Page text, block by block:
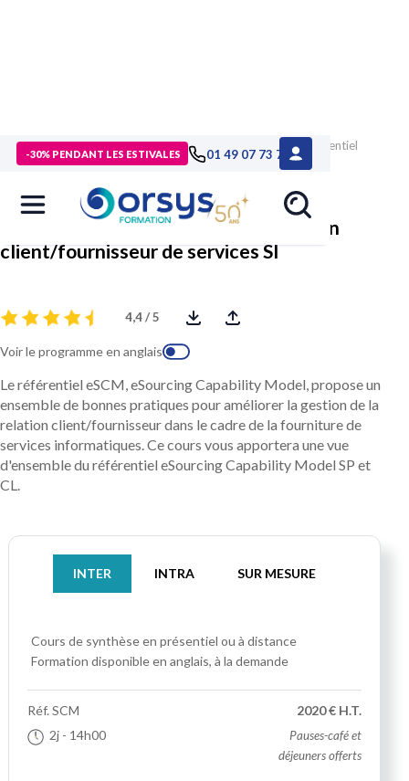
-30% PENDANT LES ESTIVALES 01 49 07 73 73
> Formations>Technologies numériques
Formation Référentiel
eSCM, améliorer la relation client/fournisseur de services SI
Référentiel eSCM, améliorer la relation
client/fournisseur de services SI
4,4 / 5
Voir le programme en anglais
Le référentiel eSCM, eSourcing Capability Model, propose un
ensemble de bonnes pratiques pour améliorer la gestion de la
relation client/fournisseur dans le cadre de la fourniture de
services informatiques. Ce cours vous apportera une vue
d'ensemble du référentiel eSourcing Capability Model SP et
CL.
INTER INTRA SUR MESURE
Cours de synthèse en présentiel ou à distance
Formation disponible en anglais, à la demande
Réf.SCM
2j - 14h00
2020 € H.T.
Pauses-café et
déjeuners offerts